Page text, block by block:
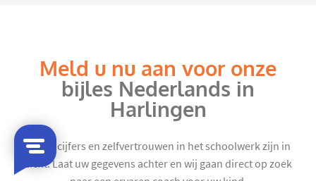
Meld u nu aan voor onze
bijles Nederlands in
Harlingen
Mooie cijfers en zelfvertrouwen in het schoolwerk zijn in
zicht. Laat uw gegevens achter en wij gaan direct op zoek